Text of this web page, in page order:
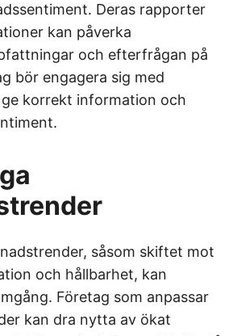
Deras rapporter
kan påverka
och efterfrågan på
bör engagera sig med
korrekt information och
såsom skiftet mot
och hållbarhet, kan
Företag som anpassar
kan dra nytta av ökat